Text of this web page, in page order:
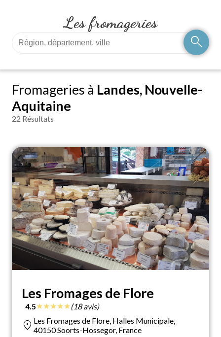
Les fromageries
search
Fromageries à Landes, Nouvelle-
Aquitaine
22 Résultats
Les Fromages de Flore
4.5★★★★★(18 avis)
location_on Les Fromages de Flore, Halles Municipale,
40150 Soorts-Hossegor, France